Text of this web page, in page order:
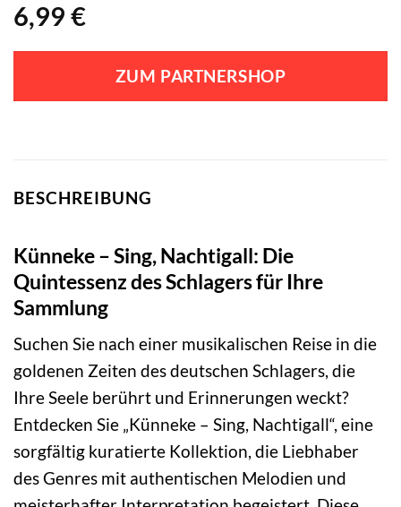
6,99 €
ZUM PARTNERSHOP
BESCHREIBUNG
Künneke – Sing, Nachtigall: Die
Quintessenz des Schlagers für Ihre
Sammlung
Suchen Sie nach einer musikalischen Reise in die
goldenen Zeiten des deutschen Schlagers, die
Ihre Seele berührt und Erinnerungen weckt?
Entdecken Sie „Künneke – Sing, Nachtigall“, eine
sorgfältig kuratierte Kollektion, die Liebhaber
des Genres mit authentischen Melodien und